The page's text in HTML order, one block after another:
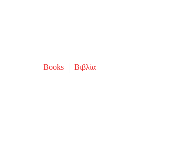
Books Βιβλία